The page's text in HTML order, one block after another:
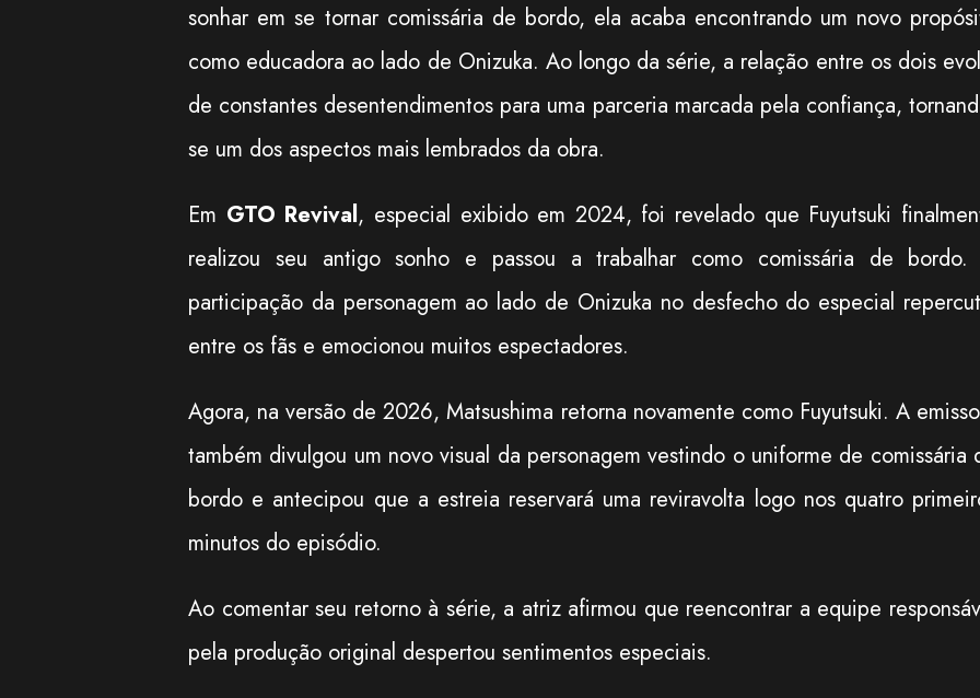
sonhar em se tornar comissária de bordo, ela acaba encontrando um novo
como educadora ao lado de Onizuka. Ao longo da série, a relação entre os dois
de constantes desentendimentos para uma parceria marcada pela confiança,
se um dos aspectos mais lembrados da obra.
Em GTO Revival, especial exibido em 2024, foi revelado que Fuyutsuki
realizou seu antigo sonho e passou a trabalhar como comissária de
participação da personagem ao lado de Onizuka no desfecho do especial
entre os fãs e emocionou muitos espectadores.
Agora, na versão de 2026, Matsushima retorna novamente como Fuyutsuki. A
também divulgou um novo visual da personagem vestindo o uniforme de comissária
bordo e antecipou que a estreia reservará uma reviravolta logo nos quatro
minutos do episódio.
Ao comentar seu retorno à série, a atriz afirmou que reencontrar a equipe
pela produção original despertou sentimentos especiais.